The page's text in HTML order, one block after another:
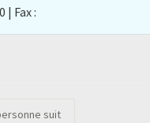
| Fax :
suit